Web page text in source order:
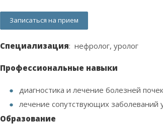
Записаться на прием
Специализация: нефролог, уролог
Профессиональные навыки
диагностика и лечение болезней
лечение сопутствующих заболеваний
Образование